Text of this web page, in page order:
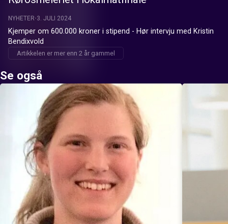
NYHETER 3. JULI 2024
Kjemper om 600.000 kroner i stipend - Hør intervju med Kristin
Bendixvold
Artikkelen er mer enn 2 år gammel
Se også